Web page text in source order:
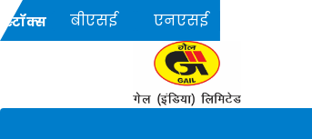
स्टॉक्स बीएसई एनएसई